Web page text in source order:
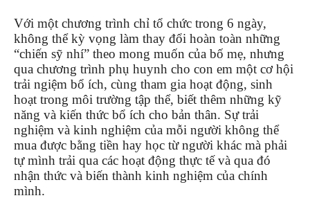
Với một chương trình chỉ tổ chức trong 6 ngày,
không thể kỳ vọng làm thay đổi hoàn toàn những
“chiến sỹ nhí” theo mong muốn của bố mẹ, nhưng
qua chương trình phụ huynh cho con em một cơ hội
trải ngiệm bổ ích, cùng tham gia hoạt động, sinh
hoạt trong môi trường tập thể, biết thêm những kỹ
năng và kiến thức bổ ích cho bản thân. Sự trải
nghiệm và kinh nghiệm của mỗi người không thể
mua được bằng tiền hay học từ người khác mà phải
tự mình trải qua các hoạt động thực tế và qua đó
nhận thức và biến thành kinh nghiệm của chính
mình.